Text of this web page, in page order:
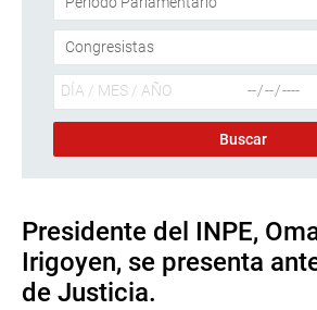
Presidente del INPE,
Irigoyen, se presenta
de Justicia.